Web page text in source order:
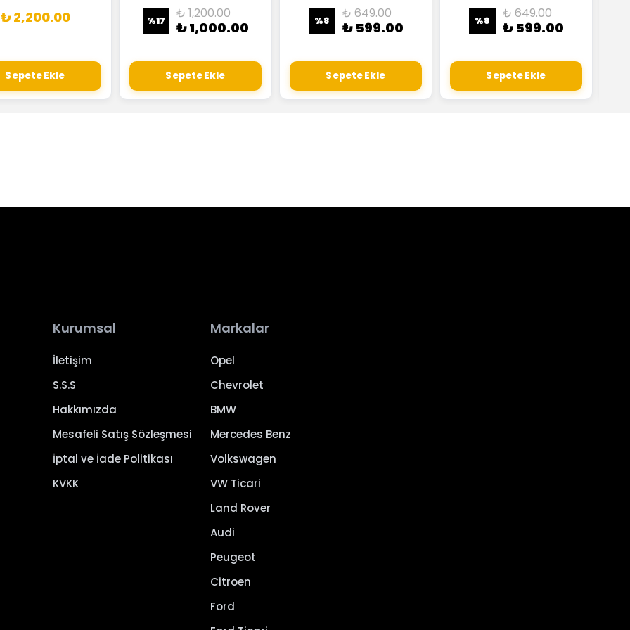
₺ 2,200.00
Sepete Ekle
%17 ₺ 1,200.00
₺ 1,000.00
Sepete Ekle
%8 ₺ 649.00
₺ 599.00
Sepete Ekle
%8 ₺ 649.00
₺ 599.00
Sepete Ekle
Kurumsal
İletişim
S.S.S
Hakkımızda
Mesafeli Satış Sözleşmesi
İptal ve İade Politikası
KVKK
Markalar
Opel
Chevrolet
BMW
Mercedes Benz
Volkswagen
VW Ticari
Land Rover
Audi
Peugeot
Citroen
Ford